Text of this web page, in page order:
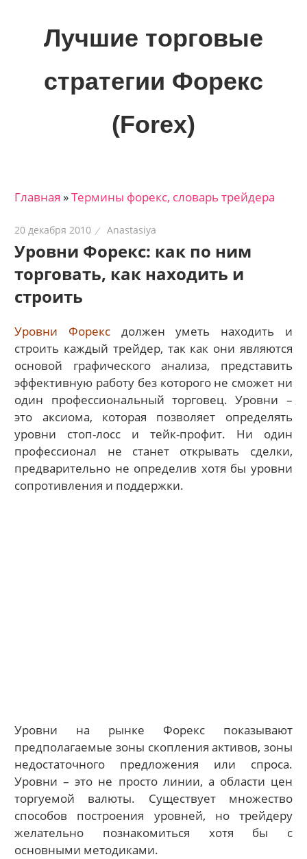
Лучшие торговые
стратегии Форекс
(Forex)
трейдеров
финансовых
рынках:
стратегии,
сигналы,
новости…
Главная »Термины форекс, словарь трейдера
20 декабря 2010 Anastasiya
Уровни Форекс: как по ним
торговать, как находить и
строить
Уровни Форексдолжен уметь находить и
строить каждый трейдер, так как они являются
основой графического анализа, представить
эффективную работу без которого не сможет ни
один профессиональный торговец. Уровни –
это аксиома, которая позволяет определять
уровни стоп-лосс и тейк-профит. Ни один
профессионал не станет открывать сделки,
предварительно не определив хотя бы уровни
сопротивления и поддержки.
Уровни на рынке Форекс показывают
предполагаемые зоны скопления активов, зоны
недостаточного предложения или спроса.
Уровни – это не просто линии, а области цен
торгуемой валюты. Существует множество
способов построения уровней, но трейдеру
желательно познакомиться хотя бы с
основными методиками.